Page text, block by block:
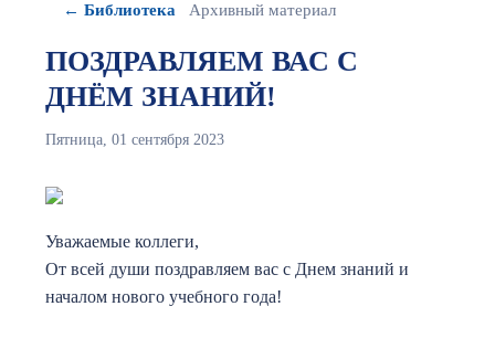
← Библиотека Архивный материал
ПОЗДРАВЛЯЕМ ВАС С
ДНЁМ ЗНАНИЙ!
Пятница, 01 сентября 2023
Уважаемые коллеги,
От всей души поздравляем вас с Днем знаний и
началом нового учебного года!